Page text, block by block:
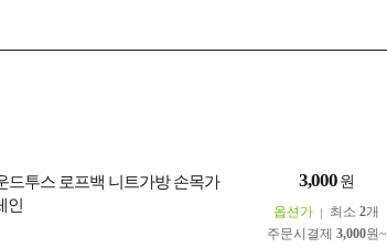
드투스 로프백 니트가방 손목가
인
3,000 원
옵션가 최소 2개
주문시결제 3,000원~